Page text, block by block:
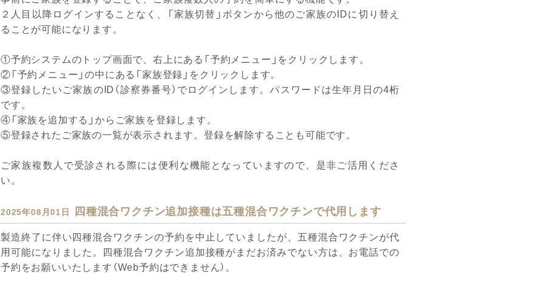
２人目以降ログインすることなく、「家族切替」ボタンから他のご家族のIDに切り替え
ることが可能になります。
①予約システムのトップ画面で、右上にある「予約メニュー」をクリックします。
②「予約メニュー」の中にある「家族登録」をクリックします。
③登録したいご家族のID（診察券番号）でログインします。パスワードは生年月日の4桁
です。
④「家族を追加する」からご家族を登録します。
⑤登録されたご家族の一覧が表示されます。登録を解除することも可能です。
ご家族複数人で受診される際には便利な機能となっていますので、是非ご活用くださ
い。
2025年08月01日 四種混合ワクチン追加接種は五種混合ワクチンで代用します
製造終了に伴い四種混合ワクチンの予約を中止していましたが、五種混合ワクチンが代
用可能になりました。四種混合ワクチン追加接種がまだお済みでない方は、お電話での
予約をお願いいたします（Web予約はできません）。